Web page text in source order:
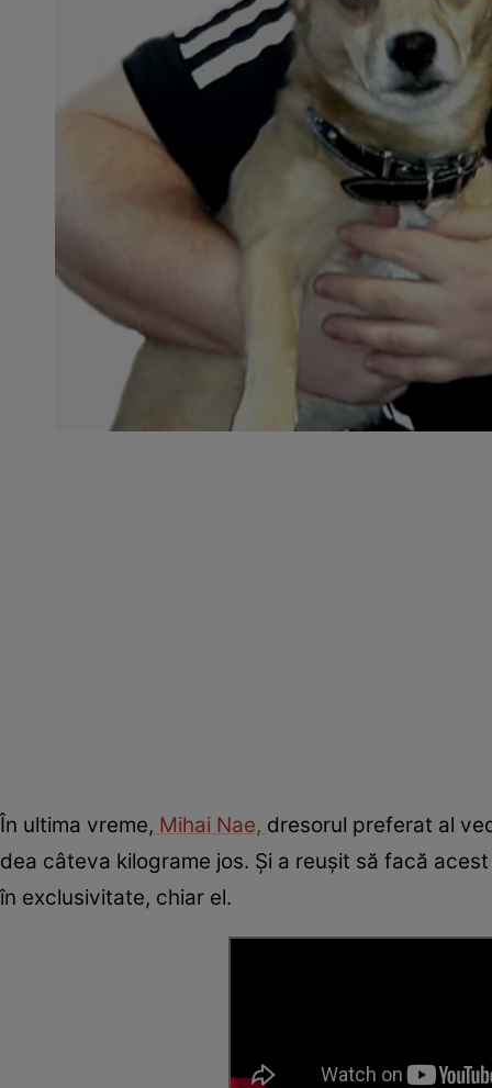
În ultima vreme, Mihai Nae, dresorul preferat al
dea câteva kilograme jos. Și a reușit să facă
în exclusivitate, chiar el.